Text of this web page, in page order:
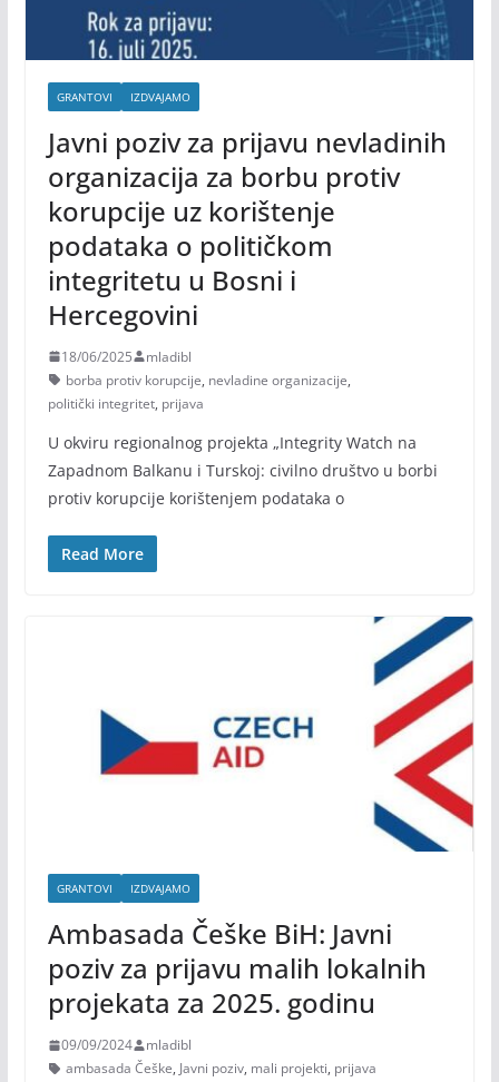
GRANTOVI IZDVAJAMO
Javni poziv za prijavu nevladinih
organizacija za borbu protiv
korupcije uz korištenje
podataka o političkom
integritetu u Bosni i
Hercegovini
18/06/2025
mladibl
borba protiv korupcije, nevladine organizacije,
politički integritet, prijava
U okviru regionalnog projekta „Integrity Watch na
Zapadnom Balkanu i Turskoj: civilno društvo u borbi
protiv korupcije korištenjem podataka o
Read More
GRANTOVI IZDVAJAMO
Ambasada Češke BiH: Javni
poziv za prijavu malih lokalnih
projekata za 2025. godinu
09/09/2024
mladibl
ambasada Češke, Javni poziv, mali projekti, prijava